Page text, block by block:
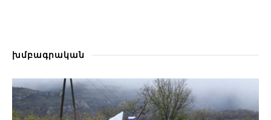
խմբագրական